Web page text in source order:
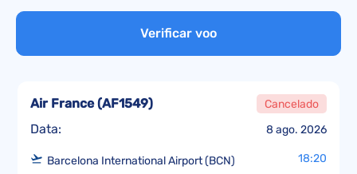
Verificar voo
Data: 8 ago. 2026
Air France(AF1549) Cancelado
Barcelona International Airport (BCN) 18:20